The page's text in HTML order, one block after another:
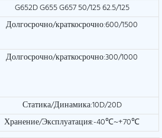
G652D G655 G657 50/125 62.5/125
Долгосрочно/краткосрочно:600/1500
Долгосрочно/краткосрочно:300/1000
Статика/Динамика:10D/20D
Хранение/Эксплуатация:-40℃~+70℃